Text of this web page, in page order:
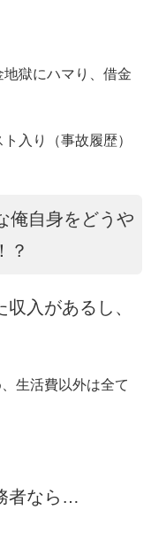
獄にハマり、借金
入り（事故履歴）
俺自身をどうや
？
入があるし、
生活費以外は全て
者なら…